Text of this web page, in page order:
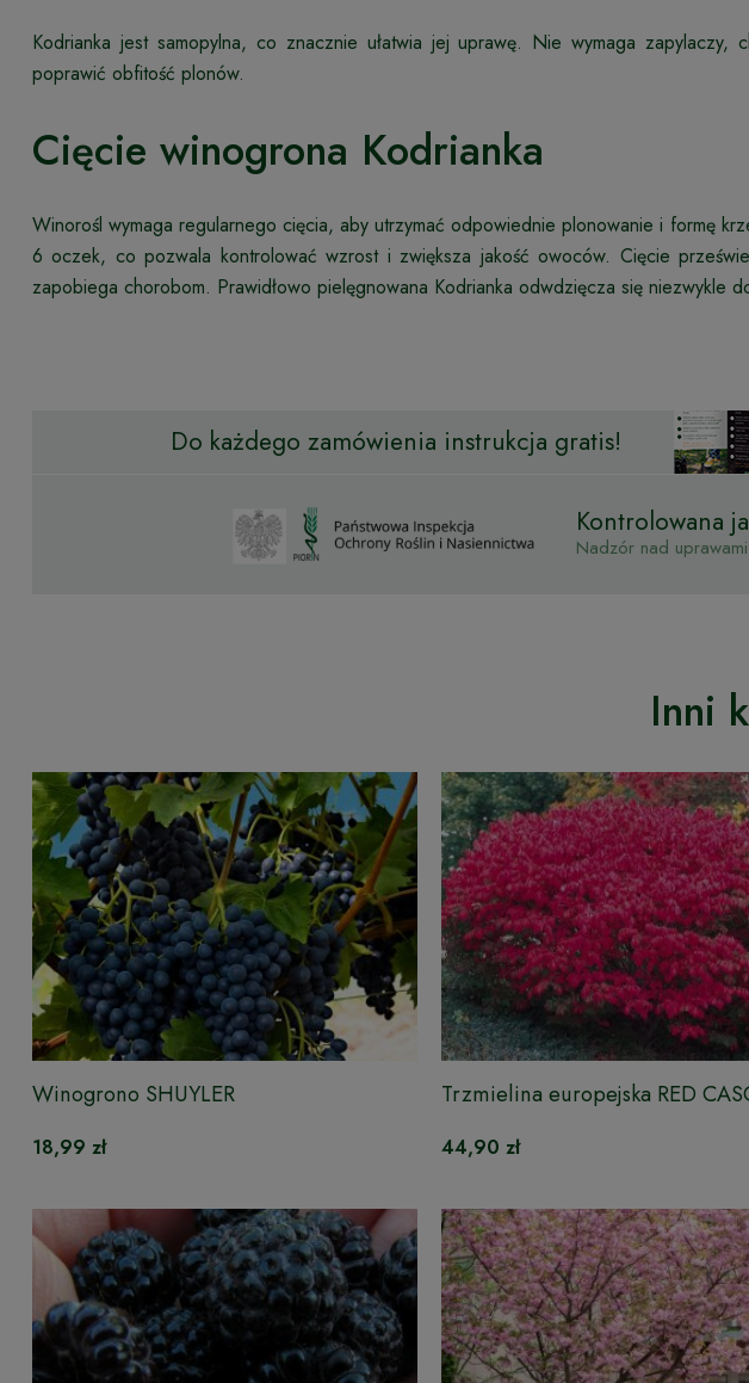
Kodrianka jest samopylna, co znacznie ułatwia jej uprawę. Nie wymaga zapylaczy,
poprawić obfitość plonów.
Cięcie winogrona Kodrianka
Winorośl wymaga regularnego cięcia, aby utrzymać odpowiednie plonowanie i formę
6 oczek, co pozwala kontrolować wzrost i zwiększa jakość owoców. Cięcie
zapobiega chorobom. Prawidłowo pielęgnowana Kodrianka odwdzięcza się niezwykle
Do każdego zamówienia instrukcja gratis!
Kontrolowana
Nadzór nad
Inni
Winogrono SHUYLER
18,99 zł
Trzmielina europejska RED
44,90 zł